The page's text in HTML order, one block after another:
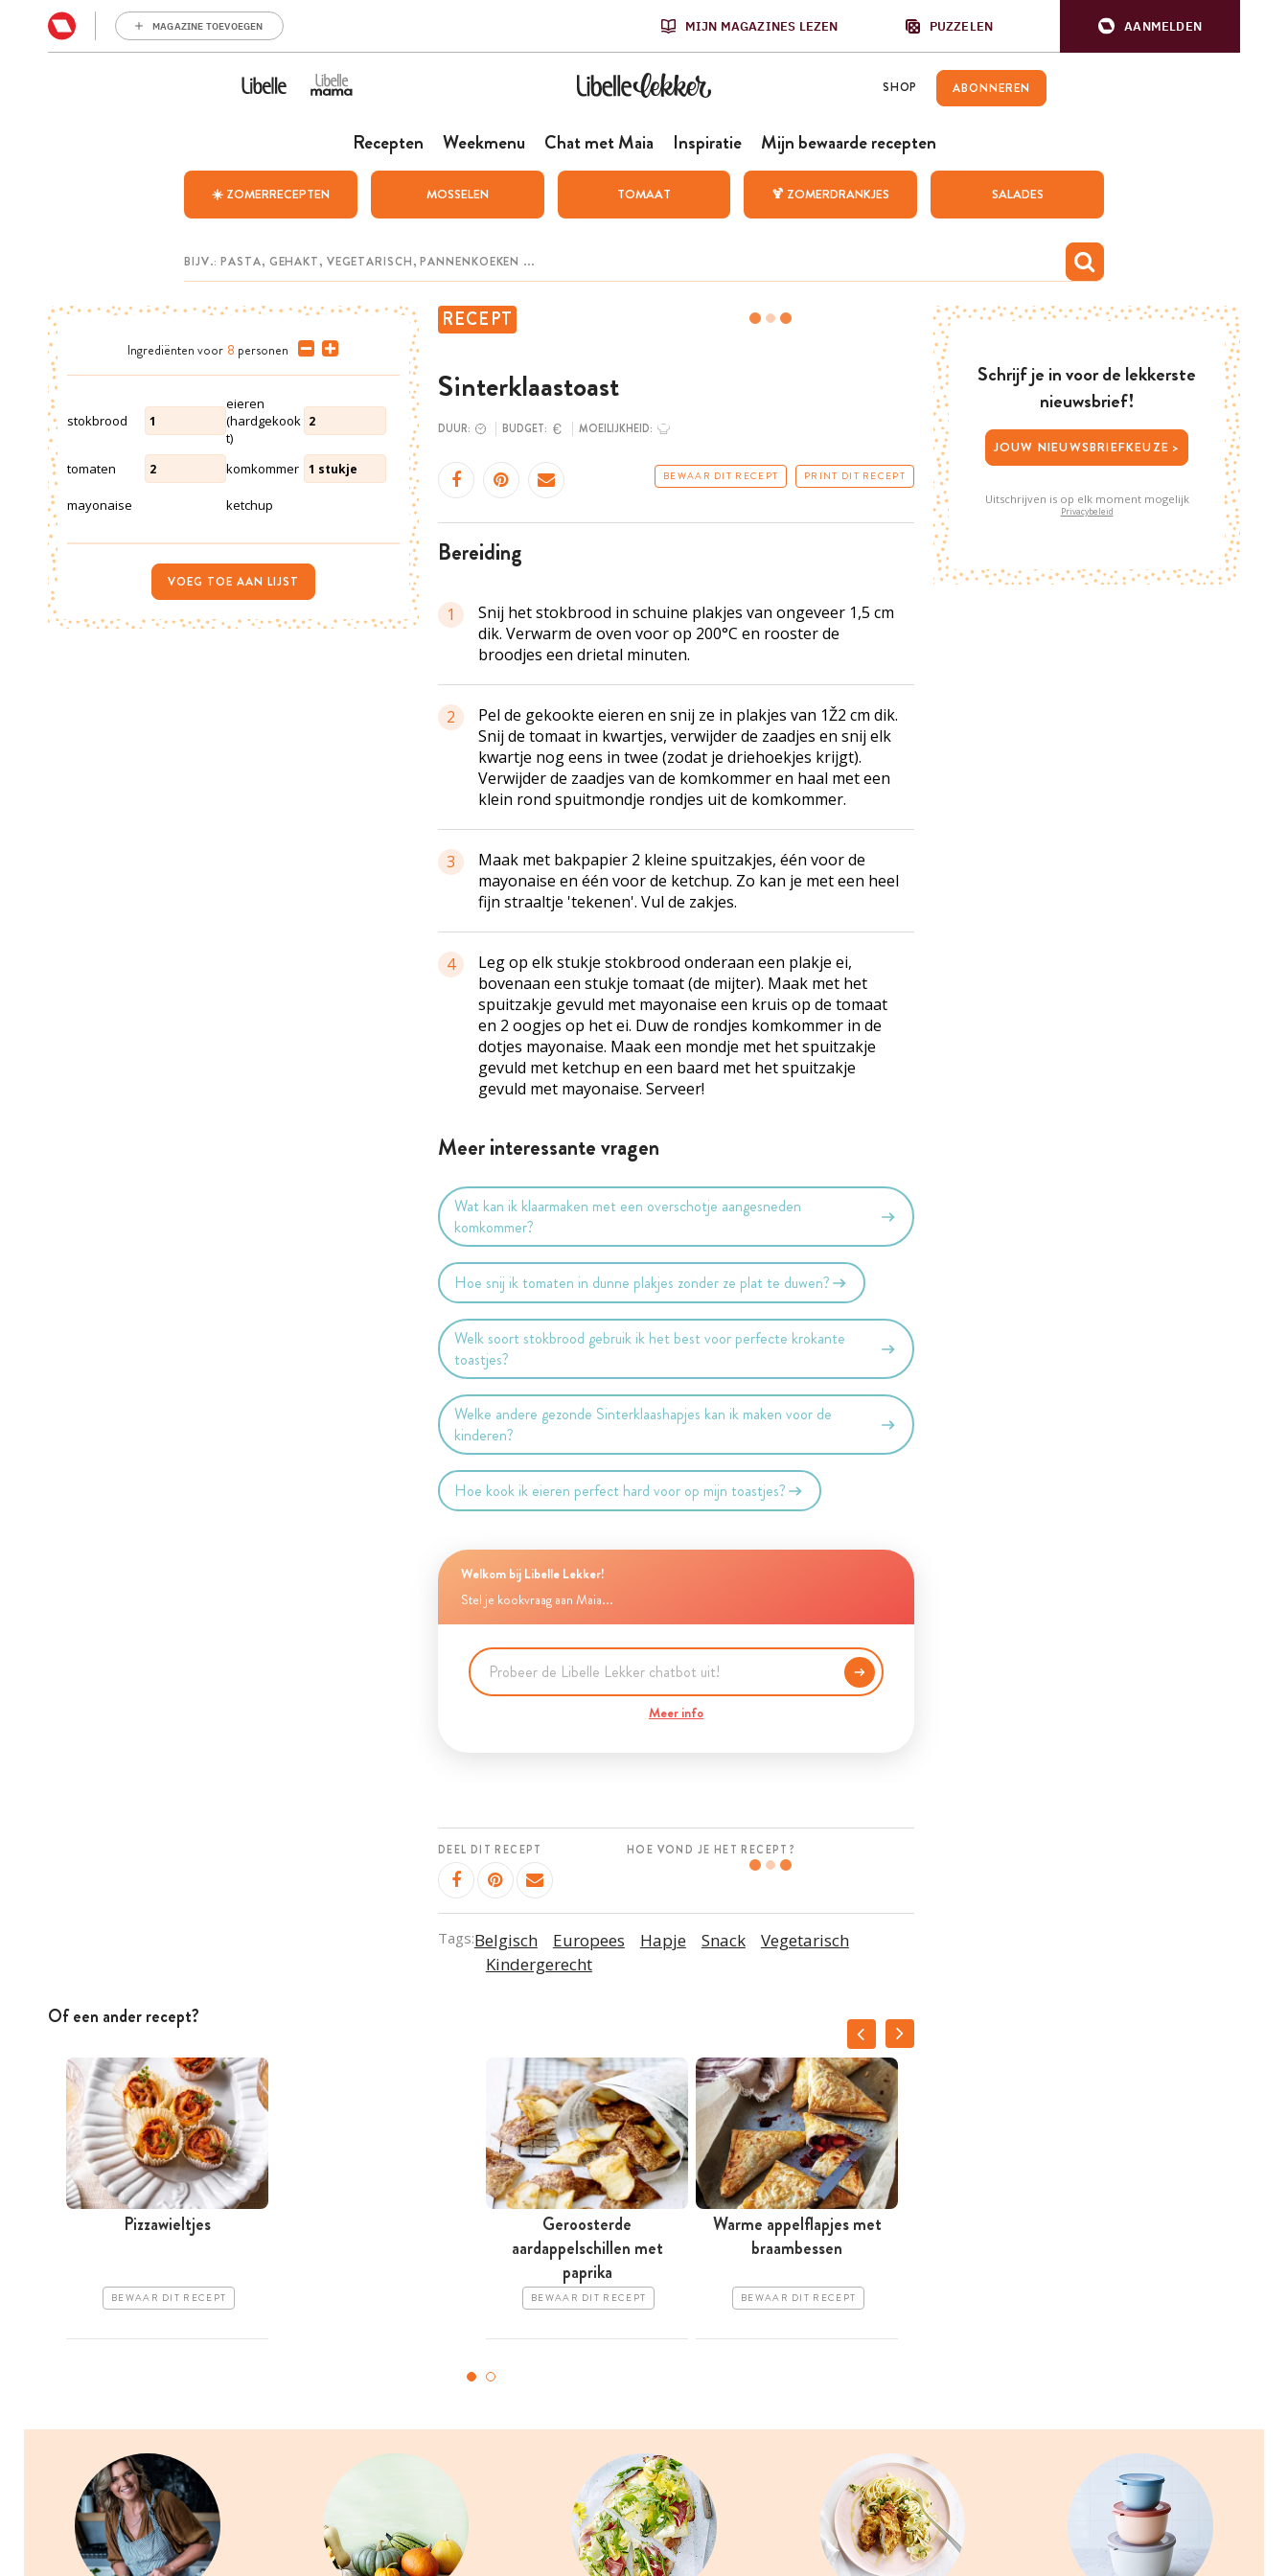
MAGAZINE TOEVOEGEN MIJN MAGAZINES LEZEN PUZZELEN AANMELDEN
SHOP ABONNEREN
Recepten Weekmenu Chat met Maia Inspiratie Mijn bewaarde recepten
☀️ ZOMERRECEPTEN MOSSELEN TOMAAT 🍹 ZOMERDRANKJES SALADES
RECEPT
Sinterklaastoast
DUUR: BUDGET: MOEILIJKHEID:
BEWAAR DIT RECEPT PRINT DIT RECEPT
bereiding
1
Snij het stokbrood in schuine plakjes van ongeveer 1,5 cm
dik. Verwarm de oven voor op 200°C en rooster de
broodjes een drietal minuten.
2
Pel de gekookte eieren en snij ze in plakjes van 1Ž2 cm dik.
Snij de tomaat in kwartjes, verwijder de zaadjes en snij elk
kwartje nog eens in twee (zodat je driehoekjes krijgt).
Verwijder de zaadjes van de komkommer en haal met een
klein rond spuitmondje rondjes uit de komkommer.
3
Maak met bakpapier 2 kleine spuitzakjes, één voor de
mayonaise en één voor de ketchup. Zo kan je met een heel
fijn straaltje 'tekenen'. Vul de zakjes.
4
Leg op elk stukje stokbrood onderaan een plakje ei,
bovenaan een stukje tomaat (de mijter). Maak met het
spuitzakje gevuld met mayonaise een kruis op de tomaat
en 2 oogjes op het ei. Duw de rondjes komkommer in de
dotjes mayonaise. Maak een mondje met het spuitzakje
gevuld met ketchup en een baard met het spuitzakje
gevuld met mayonaise. Serveer!
Meer interessante vragen
Wat kan ik klaarmaken met een overschotje aangesneden
komkommer?
Hoe snij ik tomaten in dunne plakjes zonder ze plat te duwen?
Welk soort stokbrood gebruik ik het best voor perfecte krokante
toastjes?
Welke andere gezonde Sinterklaashapjes kan ik maken voor de
kinderen?
Hoe kook ik eieren perfect hard voor op mijn toastjes?
Welkom bij Libelle Lekker!
Stel je kookvraag aan Maia...
Meer info
DEEL DIT RECEPT HOE VOND JE HET RECEPT?
Tags:Belgisch Europees Hapje Snack
Vegetarisch
Kindergerecht
Ingrediënten voor 8 personen
stokbrood 1
eieren
(hardgekook
t)
2
tomaten 2 komkommer 1 stukje
mayonaise ketchup
VOEG TOE AAN LIJST
Of een ander recept?
Pizzawieltjes
BEWAAR DIT RECEPT
Geroosterde
aardappelschillen met
paprika
BEWAAR DIT RECEPT
Warme appelflapjes met
braambessen
BEWAAR DIT RECEPT
Schrijf je in voor de lekkerste
nieuwsbrief!
JOUW NIEUWSBRIEFKEUZE >
Uitschrijven is op elk moment mogelijk
Privacybeleid